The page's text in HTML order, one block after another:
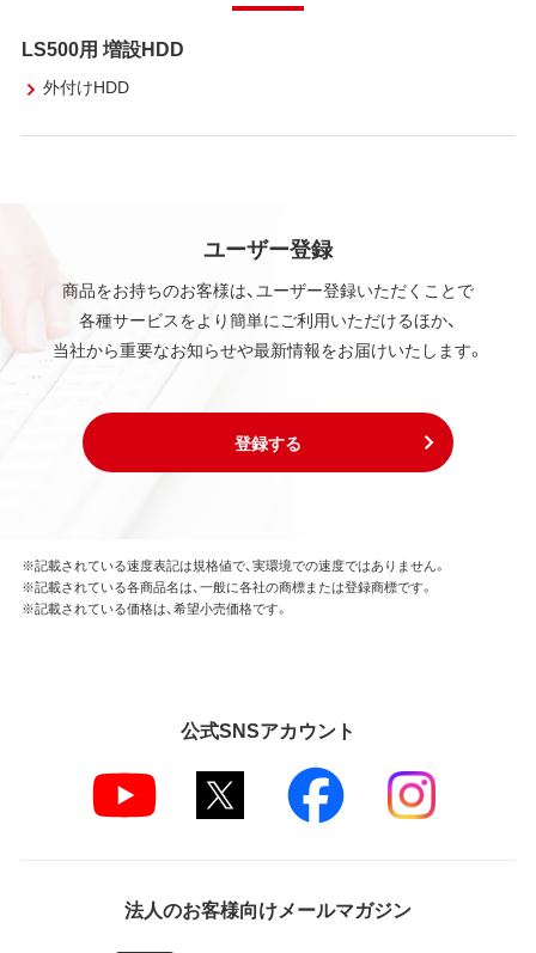
LS500用 増設HDD
外付けHDD
ユーザー登録
商品をお持ちのお客様は、ユーザー登録いただくことで
各種サービスをより簡単にご利用いただけるほか、
当社から重要なお知らせや最新情報をお届けいたします。
登録する
※記載されている速度表記は規格値で、実環境での速度ではありません。
※記載されている各商品名は、一般に各社の商標または登録商標です。
※記載されている価格は、希望小売価格です。
公式SNSアカウント
法人のお客様向けメールマガジン